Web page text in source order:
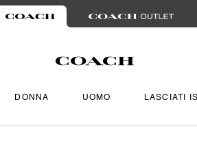
DONNA UOMO LASCIATI